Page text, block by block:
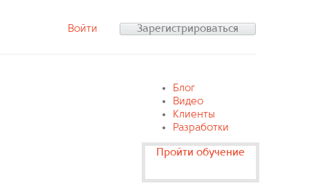
Войти Зарегистрироваться
Блог
Видео
Клиенты
Разработки
Пройти обучение